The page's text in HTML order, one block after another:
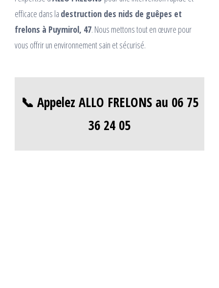
efficace dans la destruction des nids de guêpes et
frelons à Puymirol, 47. Nous mettons tout en œuvre pour
vous offrir un environnement sain et sécurisé.
📞 Appelez ALLO FRELONS au 06 75
36 24 05